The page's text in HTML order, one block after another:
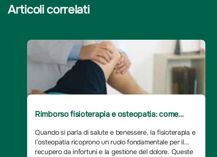
Articoli correlati
Rimborso fisioterapia e osteopatia: come
Quando si parla di salute e benessere, la fisioterapia e
l’osteopatia ricoprono un ruolo fondamentale per il
recupero da infortuni e la gestione del dolore. Queste